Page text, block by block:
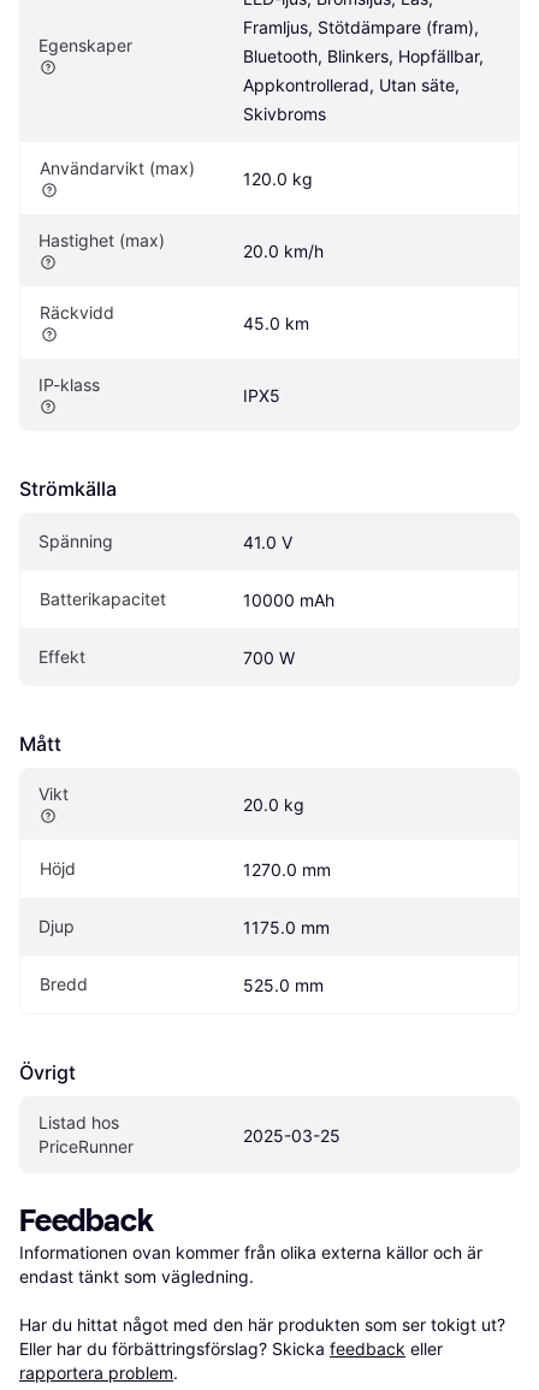
Egenskaper
Framljus, Stötdämpare (fram),
Bluetooth, Blinkers, Hopfällbar,
Appkontrollerad, Utan säte,
Skivbroms
Användarvikt (max)
120.0 kg
Hastighet (max)
20.0 km/h
Räckvidd
45.0 km
IP-klass
IPX5
Strömkälla
Spänning 41.0 V
Batterikapacitet 10000 mAh
Effekt 700 W
Mått
Vikt
20.0 kg
Höjd 1270.0 mm
Djup 1175.0 mm
Bredd 525.0 mm
Övrigt
Listad hos
PriceRunner
2025-03-25
Feedback
Informationen ovan kommer från olika externa källor och är
endast tänkt som vägledning.
Har du hittat något med den här produkten som ser tokigt ut?
Eller har du förbättringsförslag? Skicka feedback eller
rapportera problem.